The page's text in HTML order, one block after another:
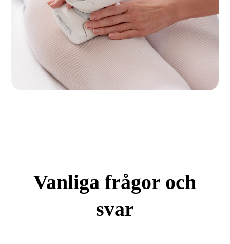
Vanliga frågor och
svar